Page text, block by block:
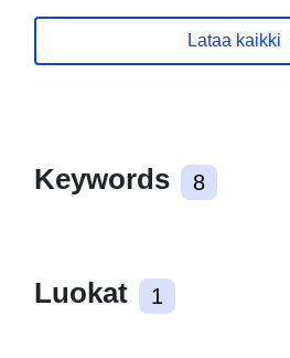
Lataa kaikki
Keywords 8
Luokat 1